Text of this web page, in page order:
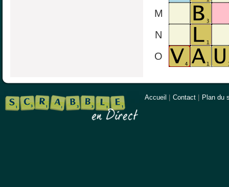
M
N
O
Accueil Contact Plan du